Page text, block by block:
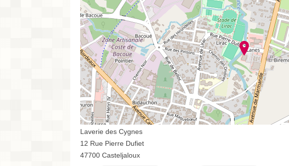
Laverie des Cygnes
12 Rue Pierre Dufiet
47700 Casteljaloux